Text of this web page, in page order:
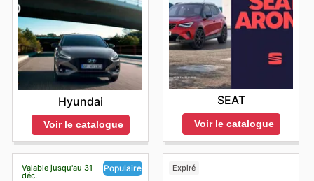
Hyundai
Voir le catalogue
SEAT
Voir le catalogue
Valable jusqu'au 31
déc.
Populaire Expiré